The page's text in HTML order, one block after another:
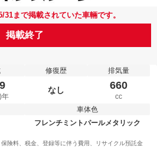
31まで掲載されていた車輛です。
掲載終了
年
修復歴
なし
排気量
660
cc
車体色
フレンチミントパールメタリック
険料、税金、登録等に伴う費用、リサイクル預託金